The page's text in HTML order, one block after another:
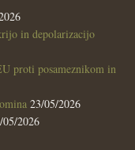
in depolarizacijo
proti posameznikom in
23/05/2026
05/2026